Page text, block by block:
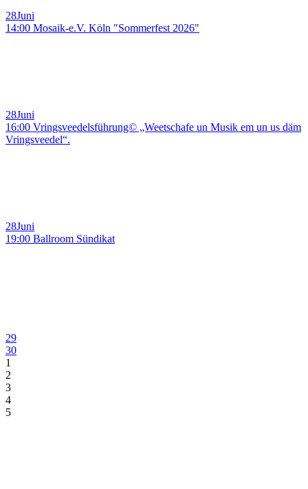
28Juni
14:00 Mosaik-e.V. Köln "Sommerfest 2026"
28Juni
16:00 Vringsveedelsführung© „Weetschafe un Musik em un us däm
Vringsveedel“.
28Juni
19:00 Ballroom Sündikat
29
30
1
2
3
4
5